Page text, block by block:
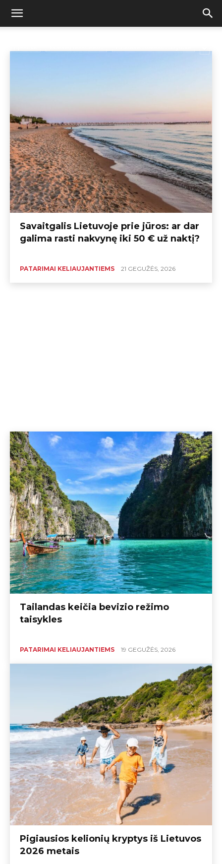
KELIAUJANTIEMS
Savaitgalis Lietuvoje prie jūros: ar dar
galima rasti nakvynę iki 50 € už naktį?
PATARIMAI KELIAUJANTIEMS 21 GEGUŽĖS, 2026
Tailandas keičia bevizio režimo
taisykles
PATARIMAI KELIAUJANTIEMS 19 GEGUŽĖS, 2026
Pigiausios kelionių kryptys iš Lietuvos
2026 metais